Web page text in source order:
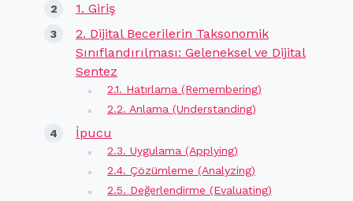
1. Giriş
2. Dijital Becerilerin Taksonomik
Sınıflandırılması: Geleneksel ve Dijital
Sentez
2.1. Hatırlama (Remembering)
2.2. Anlama (Understanding)
İpucu
2.3. Uygulama (Applying)
2.4. Çözümleme (Analyzing)
2.5. Değerlendirme (Evaluating)